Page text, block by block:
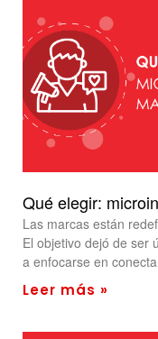
Qué elegir:
Las marcas están
El objetivo dejó de ser
a enfocarse en
Leer más »